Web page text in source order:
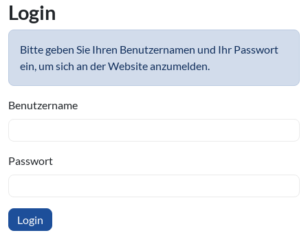
Login
Bitte geben Sie Ihren Benutzernamen und Ihr Passwort
ein, um sich an der Website anzumelden.
Benutzername
Passwort